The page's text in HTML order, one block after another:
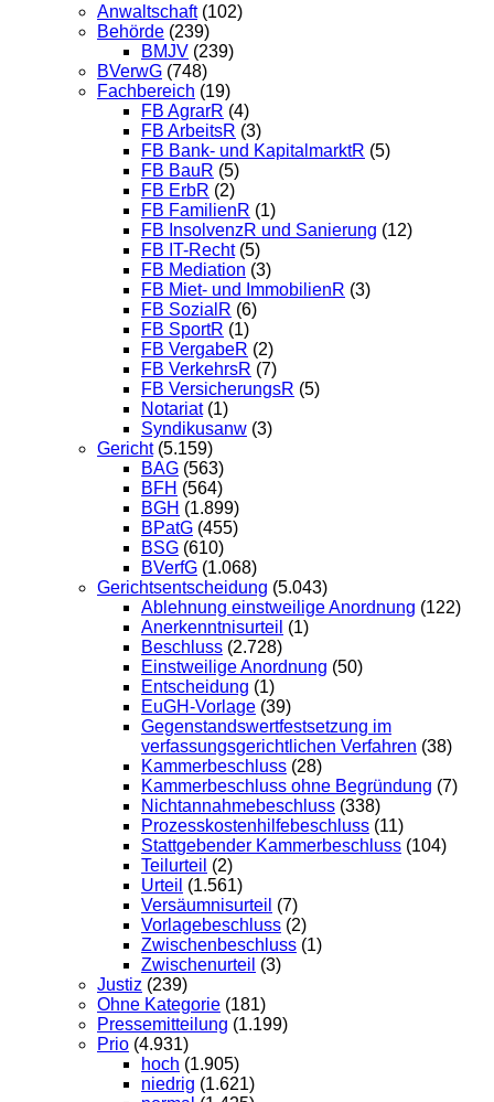
Anwaltschaft(102)
Behörde (239)
BMJV (239)
BVerwG (748)
Fachbereich (19)
FB AgrarR (4)
FB ArbeitsR (3)
FB Bank- und KapitalmarktR (5)
FB BauR (5)
FB ErbR (2)
FB FamilienR (1)
FB InsolvenzR und Sanierung (12)
FB IT-Recht(5)
FB Mediation (3)
FB Miet- und ImmobilienR (3)
FB SozialR (6)
FB SportR (1)
FB VergabeR (2)
FB VerkehrsR (7)
FB VersicherungsR (5)
Notariat(1)
Syndikusanw (3)
Gericht(5.159)
BAG (563)
BFH (564)
BGH (1.899)
BPatG (455)
BSG (610)
BVerfG (1.068)
Gerichtsentscheidung (5.043)
Ablehnung einstweilige Anordnung (122)
Anerkenntnisurteil (1)
Beschluss (2.728)
Einstweilige Anordnung (50)
Entscheidung (1)
EuGH-Vorlage (39)
Gegenstandswertfestsetzung im
verfassungsgerichtlichen Verfahren (38)
Kammerbeschluss (28)
Kammerbeschluss ohne Begründung (7)
Nichtannahmebeschluss (338)
Prozesskostenhilfebeschluss (11)
Stattgebender Kammerbeschluss (104)
Teilurteil (2)
Urteil (1.561)
Versäumnisurteil (7)
Vorlagebeschluss (2)
Zwischenbeschluss (1)
Zwischenurteil (3)
Justiz (239)
Ohne Kategorie (181)
Pressemitteilung (1.199)
Prio (4.931)
hoch (1.905)
niedrig (1.621)